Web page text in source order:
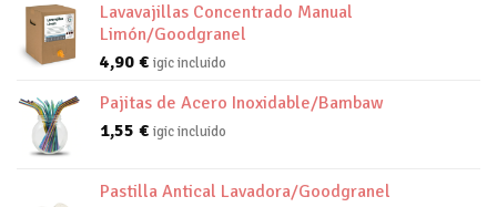
Lavavajillas Concentrado Manual
Limón/Goodgranel
4,90 € igic incluido
Pajitas de Acero Inoxidable/Bambaw
1,55 € igic incluido
Pastilla Antical Lavadora/Goodgranel